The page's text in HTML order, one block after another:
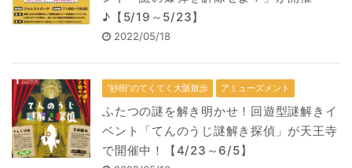
♪【5/19～5/23】
2022/05/18
“紗樹”のてくてく大阪散歩 アミューズメント
ふたつの謎を解き明かせ！回遊型謎解きイ
ベント「てんのうじ謎解き探偵」が天王寺
で開催中！【4/23～6/5】